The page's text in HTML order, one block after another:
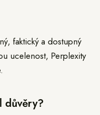
faktický a dostupný
ucelenost, Perplexity
důvěry?